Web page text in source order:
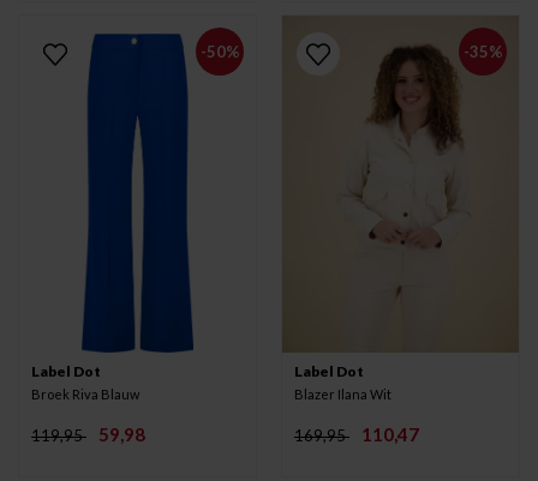
-50%
Label Dot
Broek Riva Blauw
119,95 59,98
-35%
Label Dot
Blazer Ilana Wit
169,95 110,47